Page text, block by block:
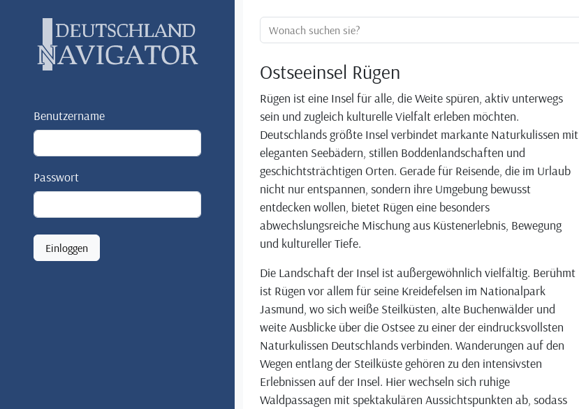
Benutzername
Passwort
Einloggen
Ortssuche:
Ostseeinsel Rügen
Rügen ist eine Insel für alle, die Weite spüren, aktiv unterwegs
sein und zugleich kulturelle Vielfalt erleben möchten.
Deutschlands größte Insel verbindet markante Naturkulissen mit
eleganten Seebädern, stillen Boddenlandschaften und
geschichtsträchtigen Orten. Gerade für Reisende, die im Urlaub
nicht nur entspannen, sondern ihre Umgebung bewusst
entdecken wollen, bietet Rügen eine besonders
abwechslungsreiche Mischung aus Küstenerlebnis, Bewegung
und kultureller Tiefe.
Die Landschaft der Insel ist außergewöhnlich vielfältig. Berühmt
ist Rügen vor allem für seine Kreidefelsen im Nationalpark
Jasmund, wo sich weiße Steilküsten, alte Buchenwälder und
weite Ausblicke über die Ostsee zu einer der eindrucksvollsten
Naturkulissen Deutschlands verbinden. Wanderungen auf den
Wegen entlang der Steilküste gehören zu den intensivsten
Erlebnissen auf der Insel. Hier wechseln sich ruhige
Waldpassagen mit spektakulären Aussichtspunkten ab, sodass